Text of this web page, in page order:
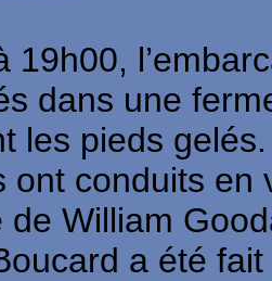
19h00,
dans une
les pieds
ont conduits en
de William
a été